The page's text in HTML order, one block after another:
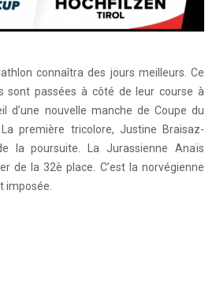
connaîtra des jours meilleurs. Ce
sont passées à côté de leur course à
d’une nouvelle manche de Coupe du
première tricolore, Justine Braisaz-
la poursuite. La Jurassienne Anaïs
de la 32è place. C’est la norvégienne
imposée.